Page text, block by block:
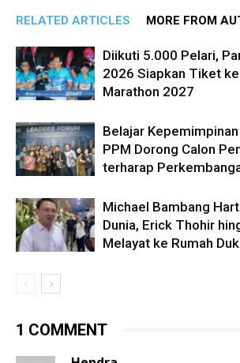
RELATED ARTICLES MORE FROM
Diikuti 5.000 Pelari,
2026 Siapkan Tiket
Marathon 2027
Belajar
PPM Dorong Calon
terharap
Michael Bambang
Dunia, Erick Thohir
Melayat ke Rumah
1 COMMENT